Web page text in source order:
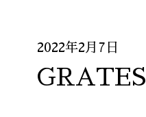
2022年2月7日
GRATES